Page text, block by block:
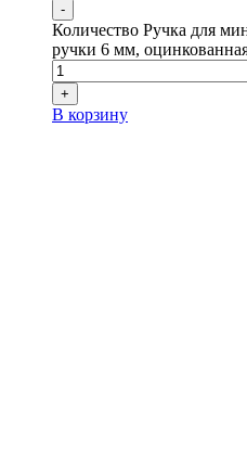
-
Количество Ручка для
ручки 6 мм,
+
В корзину